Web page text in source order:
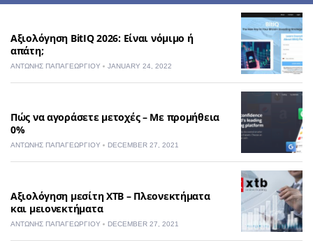
Αξιολόγηση BitIQ 2026: Είναι νόμιμο ή
απάτη;
ΑΝΤΏΝΗΣ ΠΑΠΑΓΕΩΡΓΊΟΥ JANUARY 24, 2022
Πώς να αγοράσετε μετοχές – Με προμήθεια
0%
ΑΝΤΏΝΗΣ ΠΑΠΑΓΕΩΡΓΊΟΥ DECEMBER 27, 2021
Αξιολόγηση μεσίτη XTB – Πλεονεκτήματα
και μειονεκτήματα
ΑΝΤΏΝΗΣ ΠΑΠΑΓΕΩΡΓΊΟΥ DECEMBER 27, 2021